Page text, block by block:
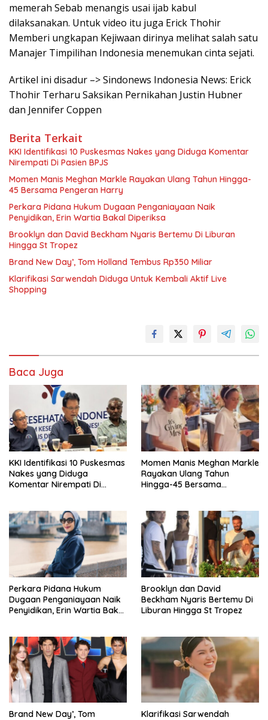
memerah Sebab menangis usai ijab kabul
dilaksanakan. Untuk video itu juga Erick Thohir
Memberi ungkapan Kejiwaan dirinya melihat salah satu
Manajer Timpilihan Indonesia menemukan cinta sejati.
Artikel ini disadur –> Sindonews Indonesia News: Erick
Thohir Terharu Saksikan Pernikahan Justin Hubner
dan Jennifer Coppen
Berita Terkait
KKI Identifikasi 10 Puskesmas Nakes yang Diduga Komentar
Nirempati Di Pasien BPJS
Momen Manis Meghan Markle Rayakan Ulang Tahun Hingga-
45 Bersama Pengeran Harry
Perkara Pidana Hukum Dugaan Penganiayaan Naik
Penyidikan, Erin Wartia Bakal Diperiksa
Brooklyn dan David Beckham Nyaris Bertemu Di Liburan
Hingga St Tropez
Brand New Day’, Tom Holland Tembus Rp350 Miliar
Klarifikasi Sarwendah Diduga Untuk Kembali Aktif Live
Shopping
Baca Juga
KKI Identifikasi 10 Puskesmas
Nakes yang Diduga
Komentar Nirempati Di
Momen Manis Meghan Markle
Rayakan Ulang Tahun
Hingga-45 Bersama
Perkara Pidana Hukum
Dugaan Penganiayaan Naik
Penyidikan, Erin Wartia Bakal
Brooklyn dan David
Beckham Nyaris Bertemu Di
Liburan Hingga St Tropez
Brand New Day’, Tom
Klarifikasi Sarwendah